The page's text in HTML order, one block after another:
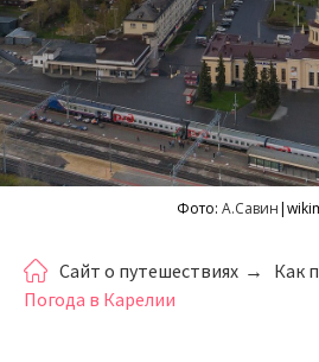
Фото: А.Савин
Сайт о путешествиях → Как
Погода в Карелии